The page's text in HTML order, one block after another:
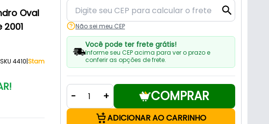
Oval
SKU 4410|Stam
Não sei meu CEP
Você pode ter frete grátis!
Informe seu CEP acima para ver o prazo e
conferir as opções de frete.
- + COMPRAR
ADICIONAR AO CARRINHO